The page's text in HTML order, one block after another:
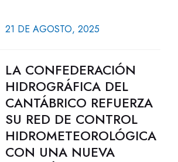
21 DE AGOSTO, 2025
LA CONFEDERACIÓN
HIDROGRÁFICA DEL
CANTÁBRICO REFUERZA
SU RED DE CONTROL
HIDROMETEOROLÓGICA
CON UNA NUEVA